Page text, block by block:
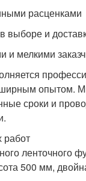
расценками
и
и мелкими
опытом.
сроки и
работ
ленточного
500 мм,